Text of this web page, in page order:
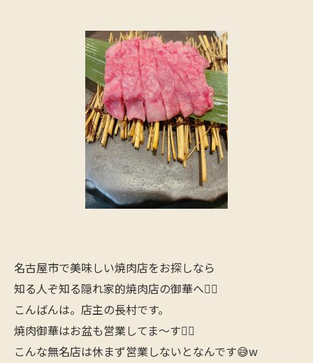
名古屋市で美味しい焼肉店をお探しなら
知る人ぞ知る隠れ家的焼肉店の御華へ🙋‍♂️
こんばんは。店主の長村です。
焼肉御華はお盆も営業してま〜す🙋‍♂️
こんな無名店は休まず営業しないとなんです😅w